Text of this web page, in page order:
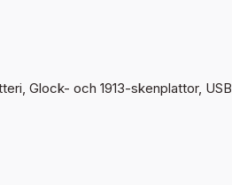
Glock- och 1913-skenplattor, USB